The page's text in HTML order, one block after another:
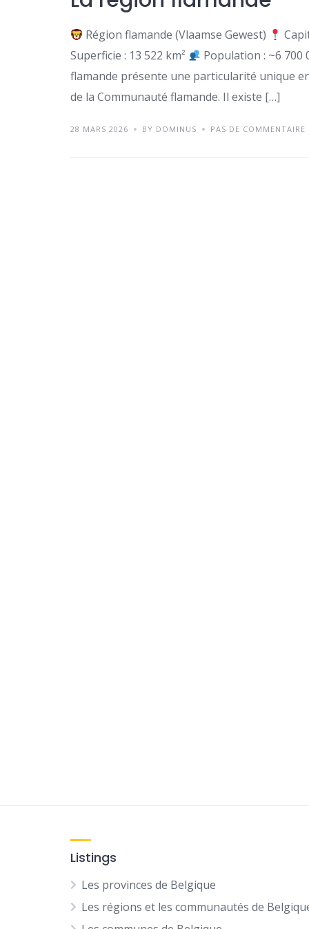
Région flamande (Vlaamse Gewest)
Superficie : 13 522 km²
Population : ~6 700
flamande présente une particularité unique
de la Communauté flamande. Il existe […]
28 MARS 2026 BY DOMINUS PAS DE COMMENTAIRE
Listings
Les provinces de Belgique
Les régions et les communautés de